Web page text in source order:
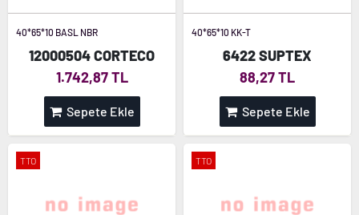
40*65*10 BASL NBR
12000504 CORTECO
1.742,87 TL
Sepete Ekle
40*65*10 KK-T
6422 SUPTEX
88,27 TL
Sepete Ekle
TTO TTO